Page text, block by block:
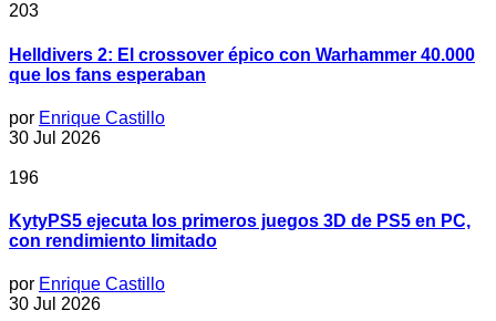
203
Helldivers 2: El crossover épico con Warhammer 40.000
que los fans esperaban
por Enrique Castillo
30 Jul 2026
196
KytyPS5 ejecuta los primeros juegos 3D de PS5 en PC,
con rendimiento limitado
por Enrique Castillo
30 Jul 2026